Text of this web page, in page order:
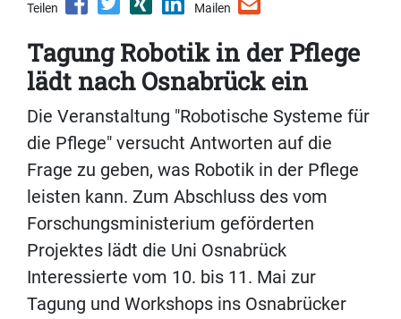
Teilen Mailen
Tagung Robotik in der Pflege
lädt nach Osnabrück ein
Die Veranstaltung "Robotische Systeme für
die Pflege" versucht Antworten auf die
Frage zu geben, was Robotik in der Pflege
leisten kann. Zum Abschluss des vom
Forschungsministerium geförderten
Projektes lädt die Uni Osnabrück
Interessierte vom 10. bis 11. Mai zur
Tagung und Workshops ins Osnabrücker